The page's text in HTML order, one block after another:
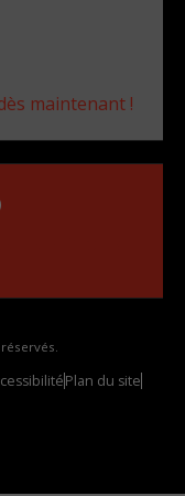
maintenant !
Plan du site